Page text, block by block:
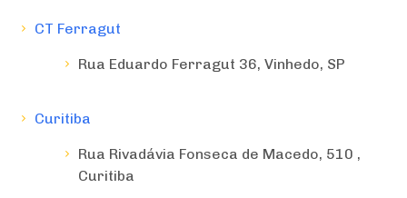
CT Ferragut
Rua Eduardo Ferragut 36, Vinhedo, SP
Curitiba
Rua Rivadávia Fonseca de Macedo, 510 ,
Curitiba